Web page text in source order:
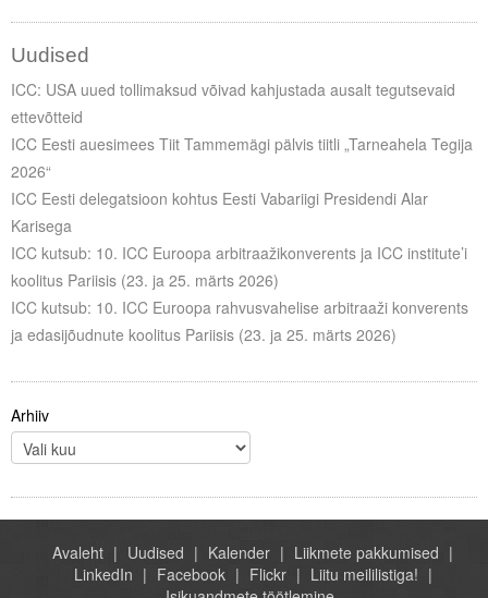
Kontakt
Liitu meililistiga
Oskusteave
Incoterms® 2020
Abimaterjalid
Projektid
Uudised
ICC: USA uued tollimaksud võivad kahjustada ausalt tegutsevaid
ettevõtteid
ICC Eesti auesimees Tiit Tammemägi pälvis tiitli „Tarneahela Tegija
2026“
ICC Eesti delegatsioon kohtus Eesti Vabariigi Presidendi Alar
Karisega
ICC kutsub: 10. ICC Euroopa arbitraažikonverents ja ICC institute’i
koolitus Pariisis (23. ja 25. märts 2026)
ICC kutsub: 10. ICC Euroopa rahvusvahelise arbitraaži konverents
ja edasijõudnute koolitus Pariisis (23. ja 25. märts 2026)
Arhiiv
Avaleht Uudised Kalender
Liikmete pakkumised
LinkedIn
Facebook Flickr
Liitu meililistiga!